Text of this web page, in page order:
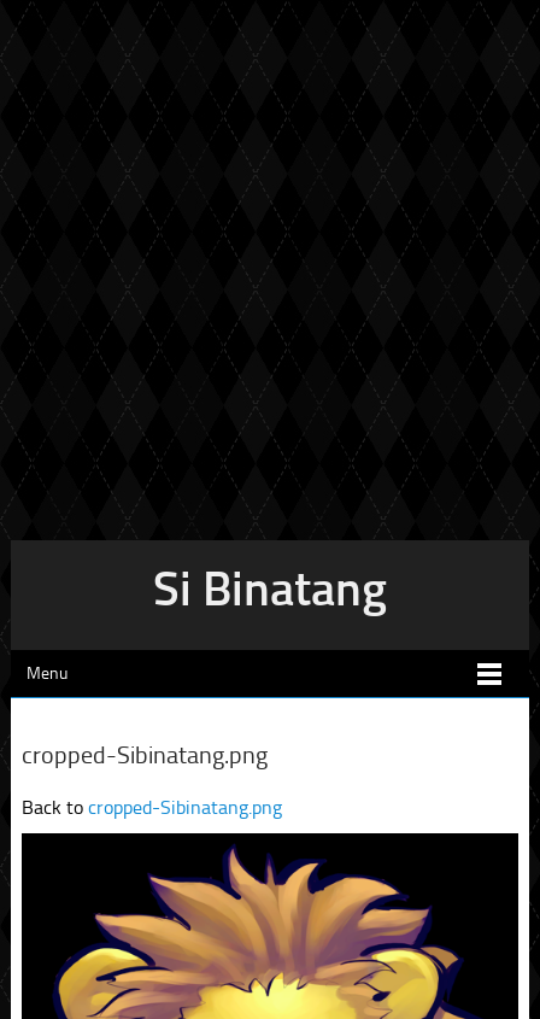
Si Binatang
Menu
cropped-Sibinatang.png
Back to cropped-Sibinatang.png